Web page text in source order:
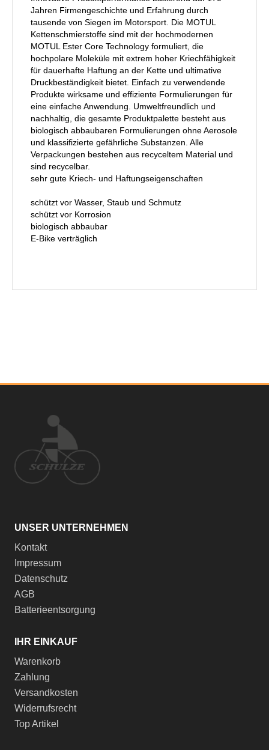
Jahren Firmengeschichte und Erfahrung durch
tausende von Siegen im Motorsport. Die MOTUL
Kettenschmierstoffe sind mit der hochmodernen
MOTUL Ester Core Technology formuliert, die
hochpolare Moleküle mit extrem hoher Kriechfähigkeit
für dauerhafte Haftung an der Kette und ultimative
Druckbeständigkeit bietet. Einfach zu verwendende
Produkte wirksame und effiziente Formulierungen für
eine einfache Anwendung. Umweltfreundlich und
nachhaltig, die gesamte Produktpalette besteht aus
biologisch abbaubaren Formulierungen ohne Aerosole
und klassifizierte gefährliche Substanzen. Alle
Verpackungen bestehen aus recyceltem Material und
sind recycelbar.
sehr gute Kriech- und Haftungseigenschaften
schützt vor Wasser, Staub und Schmutz
schützt vor Korrosion
biologisch abbaubar
E-Bike verträglich
UNSER UNTERNEHMEN
Kontakt
Impressum
Datenschutz
AGB
Batterieentsorgung
IHR EINKAUF
Warenkorb
Zahlung
Versandkosten
Widerrufsrecht
Top Artikel